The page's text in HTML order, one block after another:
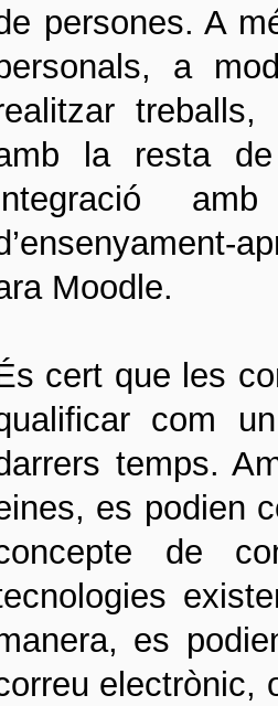
persones. A
a
la resta
Moodle.
cert que les
com
temps.
es podien
de
es
electrònic,